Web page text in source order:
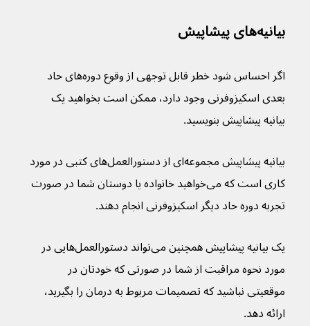
بیانیه‌های پیشاپیش
اگر احساس شود خطر قابل توجهی از وقوع دوره‌های حاد
بعدی اسکیزوفرنی وجود دارد، ممکن است بخواهید یک
بیانیه پیشاپیش بنویسید.
بیانیه پیشاپیش مجموعه‌ای از دستورالعمل‌های کتبی در مورد
کاری است که می‌خواهید خانواده یا دوستان شما در صورت
تجربه دوره حاد دیگر اسکیزوفرنی انجام دهند.
یک بیانیه پیشاپیش همچنین می‌تواند دستورالعمل‌هایی در
مورد نحوه مراقبت از شما در صورتی که خودتان در
موقعیتی نباشید که تصمیمات مربوط به درمان را بگیرید،
ارائه دهد.